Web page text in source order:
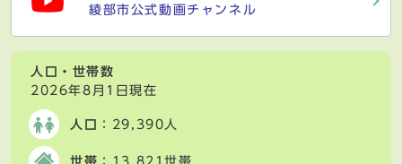
綾部市公式動画チャンネル
人口・世帯数
2026年8月1日現在
人口 ：29,390人
世帯 ：13,821世帯